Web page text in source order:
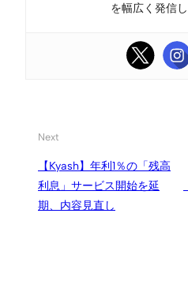
を幅広く発信し
Next
【Kyash】年利1％の「残高
利息」サービス開始を延
期、内容見直し